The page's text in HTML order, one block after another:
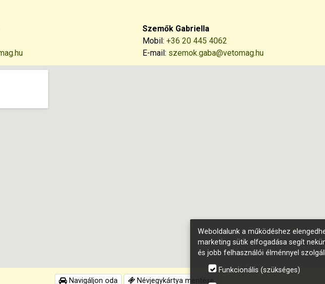
Szemők Gabriella
Mobil: +36 20 445 4062
E-mail: szemok.gaba@vetomag.hu
Navigáljon oda Névjegykártya mentése
Weboldalunk a működéshez
marketing sütik elfogadása segít
és jobb felhasználói élménnyel
Funkcionális (szükséges)